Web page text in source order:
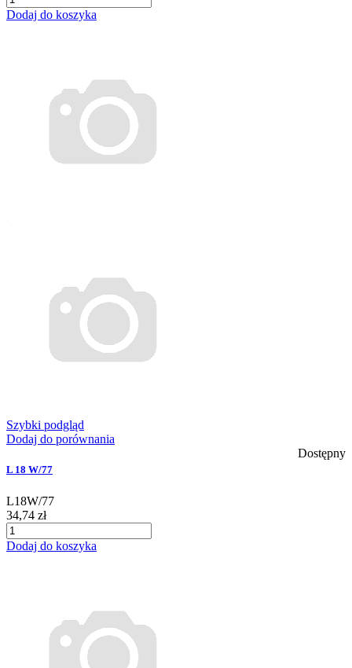
Dodaj do koszyka
Szybki podgląd
Dodaj do porównania
Dostępny
L 18 W/77
L18W/77
34,74 zł
Dodaj do koszyka